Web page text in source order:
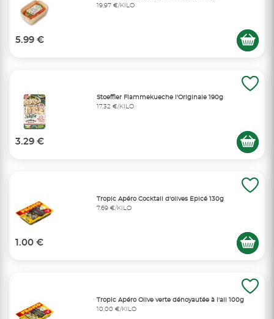
19,97 €/KILO
5.99 €
Stoeffler Flammekueche l'Originale 190g
17,32 €/KILO
3.29 €
Tropic Apéro Cocktail d'olives Epicé 130g
7,69 €/KILO
1.00 €
Tropic Apéro Olive verte dénoyautée à l'ail 100g
10,00 €/KILO